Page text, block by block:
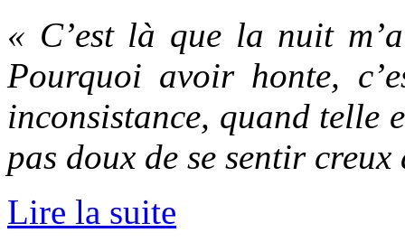
« C’est là que la nuit
Pourquoi avoir honte,
inconsistance, quand telle
pas doux de se sentir
Lire la suite